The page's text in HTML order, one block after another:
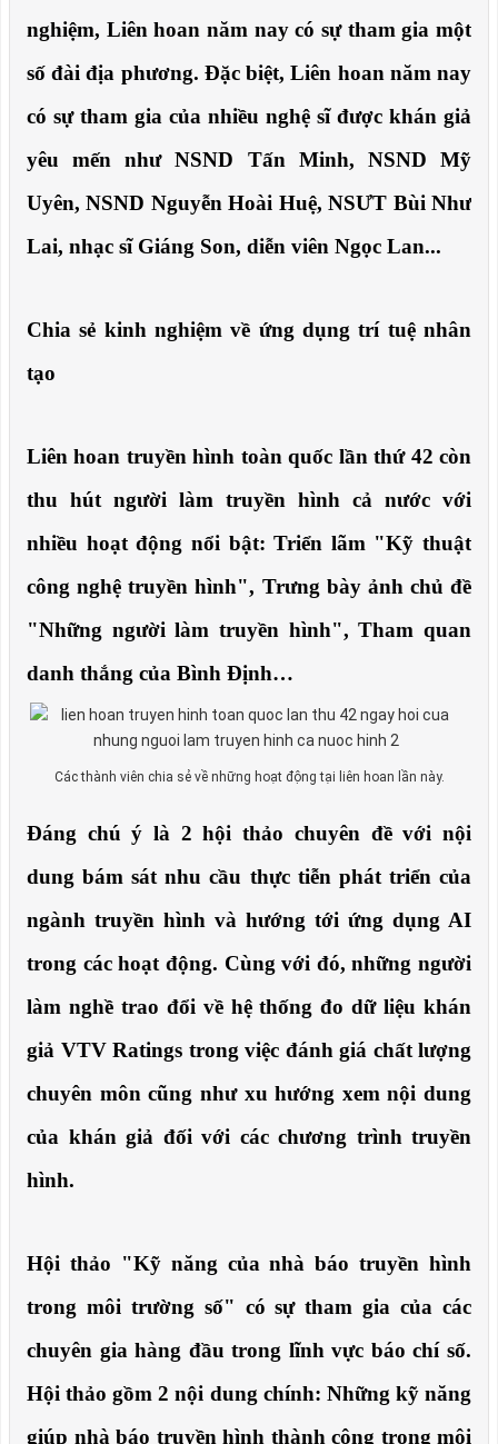
nghiệm, Liên hoan năm nay có sự tham gia một
số đài địa phương. Đặc biệt, Liên hoan năm nay
có sự tham gia của nhiều nghệ sĩ được khán giả
yêu mến như NSND Tấn Minh, NSND Mỹ
Uyên, NSND Nguyễn Hoài Huệ, NSƯT Bùi Như
Lai, nhạc sĩ Giáng Son, diễn viên Ngọc Lan...
Chia sẻ kinh nghiệm về ứng dụng trí tuệ nhân
tạo
Liên hoan truyền hình toàn quốc lần thứ 42 còn
thu hút người làm truyền hình cả nước với
nhiều hoạt động nổi bật: Triển lãm "Kỹ thuật
công nghệ truyền hình", Trưng bày ảnh chủ đề
"Những người làm truyền hình", Tham quan
danh thắng của Bình Định…
Các thành viên chia sẻ về những hoạt động tại liên hoan lần này.
Đáng chú ý là 2 hội thảo chuyên đề với nội
dung bám sát nhu cầu thực tiễn phát triển của
ngành truyền hình và hướng tới ứng dụng AI
trong các hoạt động. Cùng với đó, những người
làm nghề trao đổi về hệ thống đo dữ liệu khán
giả VTV Ratings trong việc đánh giá chất lượng
chuyên môn cũng như xu hướng xem nội dung
của khán giả đối với các chương trình truyền
hình.
Hội thảo "Kỹ năng của nhà báo truyền hình
trong môi trường số" có sự tham gia của các
chuyên gia hàng đầu trong lĩnh vực báo chí số.
Hội thảo gồm 2 nội dung chính: Những kỹ năng
giúp nhà báo truyền hình thành công trong môi